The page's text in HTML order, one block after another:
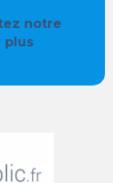
notre
plus